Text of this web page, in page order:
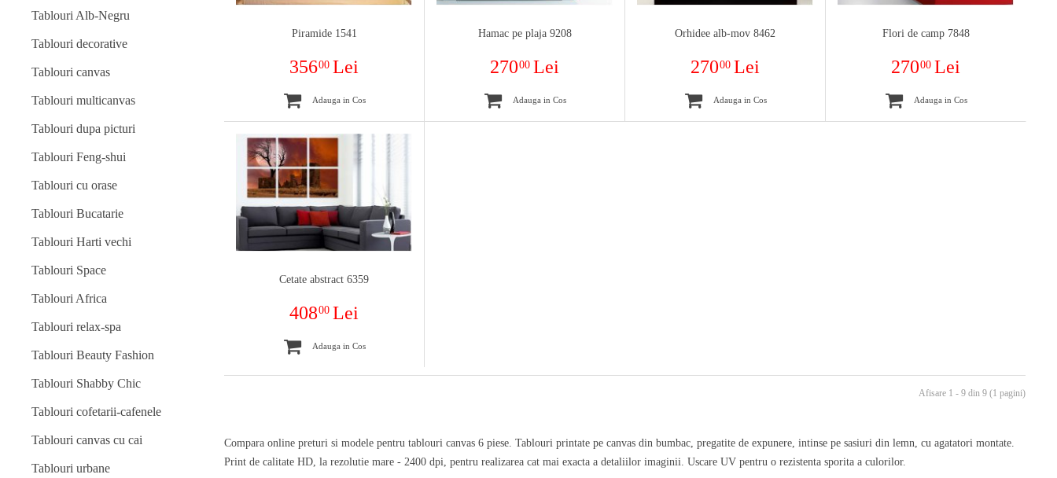
Piramide 1541
35600 Lei
Adauga in Cos
Hamac pe plaja 9208
27000 Lei
Adauga in Cos
Orhidee alb-mov 8462
27000 Lei
Adauga in Cos
Flori de camp 7848
27000 Lei
Adauga in Cos
Cetate abstract 6359
40800 Lei
Adauga in Cos
Afisare 1 - 9 din 9 (1 pagini)
Compara online preturi si modele pentru tablouri canvas 6 piese. Tablouri printate pe canvas din bumbac, pregatite de expunere, intinse pe sasiuri din lemn, cu agatatori montate.
Print de calitate HD, la rezolutie mare - 2400 dpi, pentru realizarea cat mai exacta a detaliilor imaginii. Uscare UV pentru o rezistenta sporita a culorilor.
Tablouri Alb-Negru
Tablouri decorative
Tablouri canvas
Tablouri multicanvas
Tablouri dupa picturi
Tablouri Feng-shui
Tablouri cu orase
Tablouri Bucatarie
Tablouri Harti vechi
Tablouri Space
Tablouri Africa
Tablouri relax-spa
Tablouri Beauty Fashion
Tablouri Shabby Chic
Tablouri cofetarii-cafenele
Tablouri canvas cu cai
Tablouri urbane